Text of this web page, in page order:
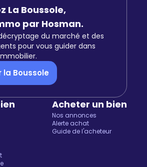
La Boussole,
par Hosman.
du marché et des
pour vous guider dans
la Boussole
Acheter un bien
Nos annonces
Alerte achat
Guide de l'acheteur